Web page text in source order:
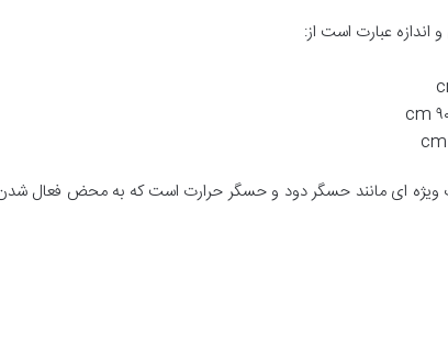
عبارت است از:
ویژه ای مانند حسگر دود و حسگر حرارت است که به محض فعال